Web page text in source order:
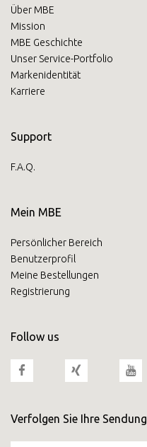
Über MBE
Mission
MBE Geschichte
Unser Service-Portfolio
Markenidentität
Karriere
Support
F.A.Q.
Mein MBE
Persönlicher Bereich
Benutzerprofil
Meine Bestellungen
Registrierung
Follow us
Verfolgen Sie Ihre Sendung